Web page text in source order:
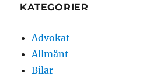
KATEGORIER
Advokat
Allmänt
Bilar